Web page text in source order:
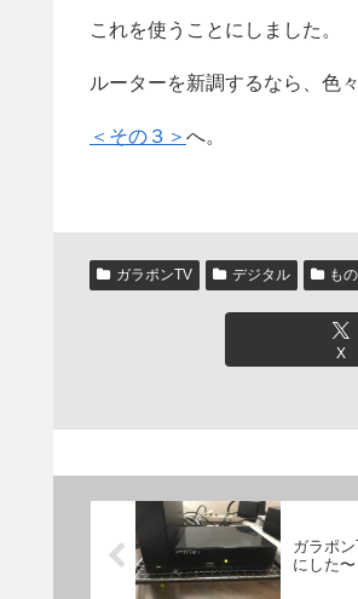
これを使うことにしました。
ルーターを新調するなら、色
＜その３＞ へ。
ガラポンTV デジタル も
X
ガラポ
にした